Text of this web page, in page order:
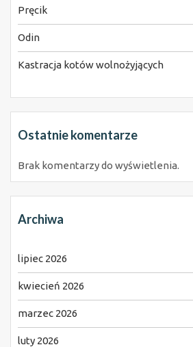
Pręcik
Odin
Kastracja kotów wolnożyjących
Ostatnie komentarze
Brak komentarzy do wyświetlenia.
Archiwa
lipiec 2026
kwiecień 2026
marzec 2026
luty 2026